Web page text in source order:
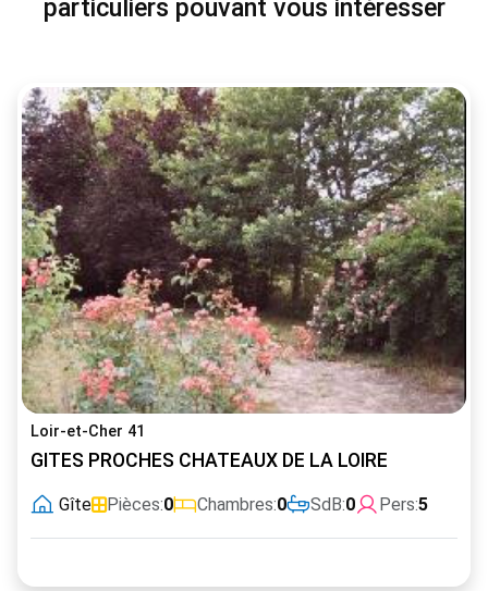
particuliers pouvant vous intéresser
Loir-et-Cher 41
GITES PROCHES CHATEAUX DE LA LOIRE
Gîte Pièces:0 Chambres:0 SdB:0 Pers:5